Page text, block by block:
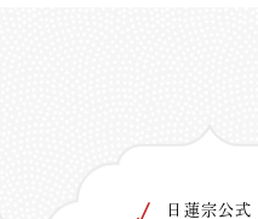
日蓮宗公式